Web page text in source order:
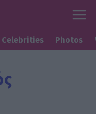
Celebrities Photos